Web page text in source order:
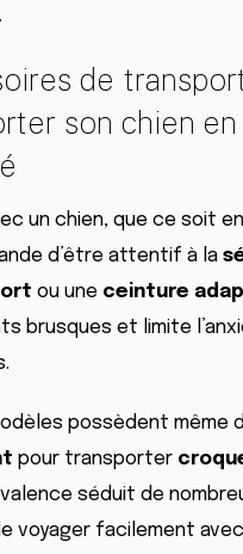
de
son chien
un chien, que ce soit
d’être attentif à la
ou une ceinture
brusques et limite
possèdent même
pour transporter
séduit de
voyager facilement avec